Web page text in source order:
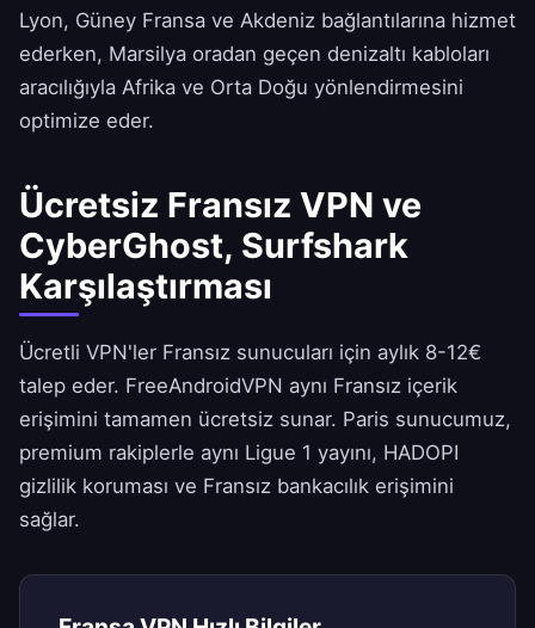
Lyon, Güney Fransa ve Akdeniz bağlantılarına hizmet
ederken, Marsilya oradan geçen denizaltı kabloları
aracılığıyla Afrika ve Orta Doğu yönlendirmesini
optimize eder.
Ücretsiz Fransız VPN ve
CyberGhost, Surfshark
Karşılaştırması
Ücretli VPN'ler Fransız sunucuları için aylık 8-12€
talep eder. FreeAndroidVPN aynı Fransız içerik
erişimini tamamen ücretsiz sunar. Paris sunucumuz,
premium rakiplerle aynı Ligue 1 yayını, HADOPI
gizlilik koruması ve Fransız bankacılık erişimini
sağlar.